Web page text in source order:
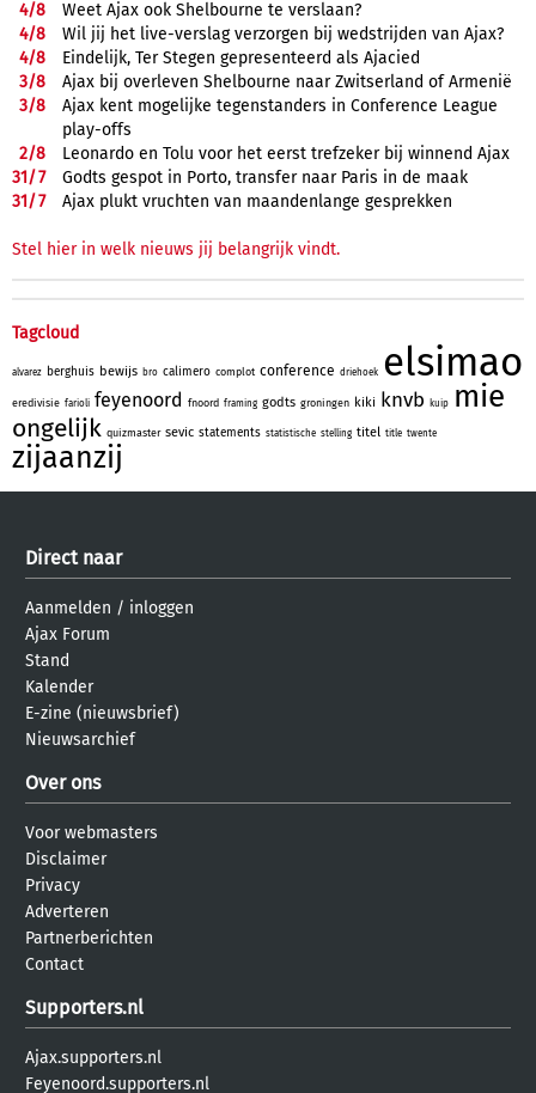
4/8
Weet Ajax ook Shelbourne te verslaan?
4/8
Wil jij het live-verslag verzorgen bij wedstrijden van Ajax?
4/8
Eindelijk, Ter Stegen gepresenteerd als Ajacied
3/8
Ajax bij overleven Shelbourne naar Zwitserland of Armenië
3/8
Ajax kent mogelijke tegenstanders in Conference League
play-offs
2/8
Leonardo en Tolu voor het eerst trefzeker bij winnend Ajax
31/7
Godts gespot in Porto, transfer naar Paris in de maak
31/7 Ajax plukt vruchten van maandenlange gesprekken
Stel hier in welk nieuws jij belangrijk vindt.
Tagcloud
alvarez berghuis bewijs bro calimero complot conference driehoek elsimao
eredivisie farioli feyenoord fnoord framing godts groningen kiki knvb kuip mie
ongelijk quizmaster sevic statements statistische stelling titel title twente
zijaanzij
Direct naar
Aanmelden / inloggen
Ajax Forum
Stand
Kalender
E-zine (nieuwsbrief)
Nieuwsarchief
Over ons
Voor webmasters
Disclaimer
Privacy
Adverteren
Partnerberichten
Contact
Supporters.nl
Ajax.supporters.nl
Feyenoord.supporters.nl